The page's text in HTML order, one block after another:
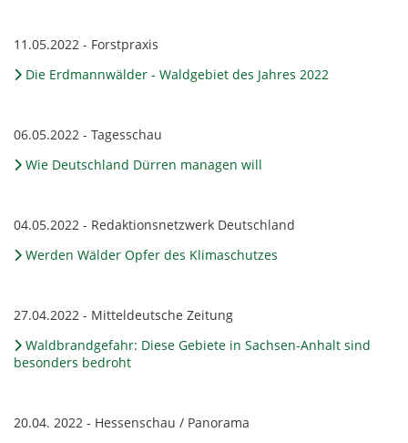
11.05.2022 - Forstpraxis
Die Erdmannwälder - Waldgebiet des Jahres 2022
06.05.2022 - Tagesschau
Wie Deutschland Dürren managen will
04.05.2022 - Redaktionsnetzwerk Deutschland
Werden Wälder Opfer des Klimaschutzes
27.04.2022 - Mitteldeutsche Zeitung
Waldbrandgefahr: Diese Gebiete in Sachsen-Anhalt sind
besonders bedroht
20.04. 2022 - Hessenschau / Panorama